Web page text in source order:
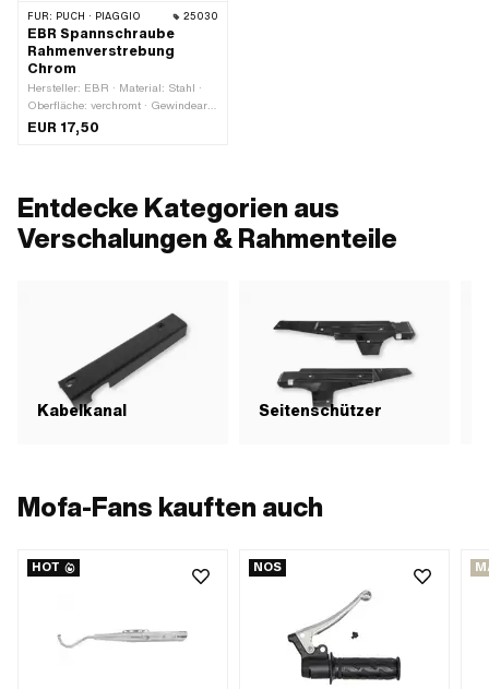
FÜR: PUCH · PIAGGIO 25030
EBR Spannschraube
Rahmenverstrebung
Chrom
Hersteller: EBR · Material: Stahl ·
Oberfläche: verchromt · Gewindeart:
M12x1.75 (Standardgewinde) ·
Nenndurchmesser (Gewinde): 12
EUR 17,50
Entdecke Kategorien aus
Verschalungen & Rahmenteile
Kabelkanal Seitenschützer
Mofa-Fans kauften auch
HOT NOS